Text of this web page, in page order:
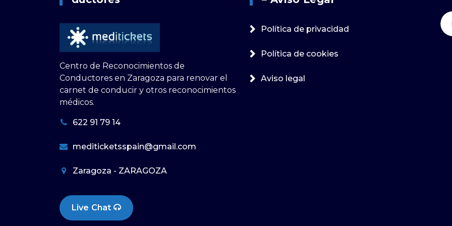
Centro de Reconocimientos de
Conductores en Zaragoza para renovar el
carnet de conducir y otros reconocimientos
médicos.
622 91 79 14
mediticketsspain@gmail.com
Zaragoza - ZARAGOZA
Live Chat
Política de privacidad
Política de cookies
Aviso legal